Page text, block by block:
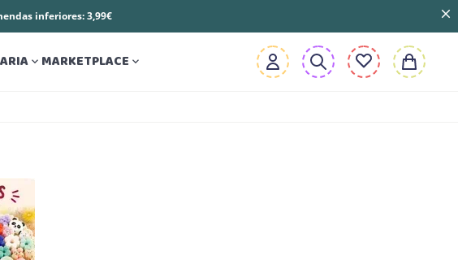
inferiores: 3,99€
 MARKETPLACE 